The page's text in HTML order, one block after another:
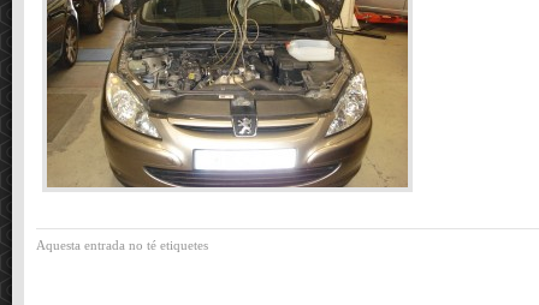
Aquesta entrada no té etiquetes